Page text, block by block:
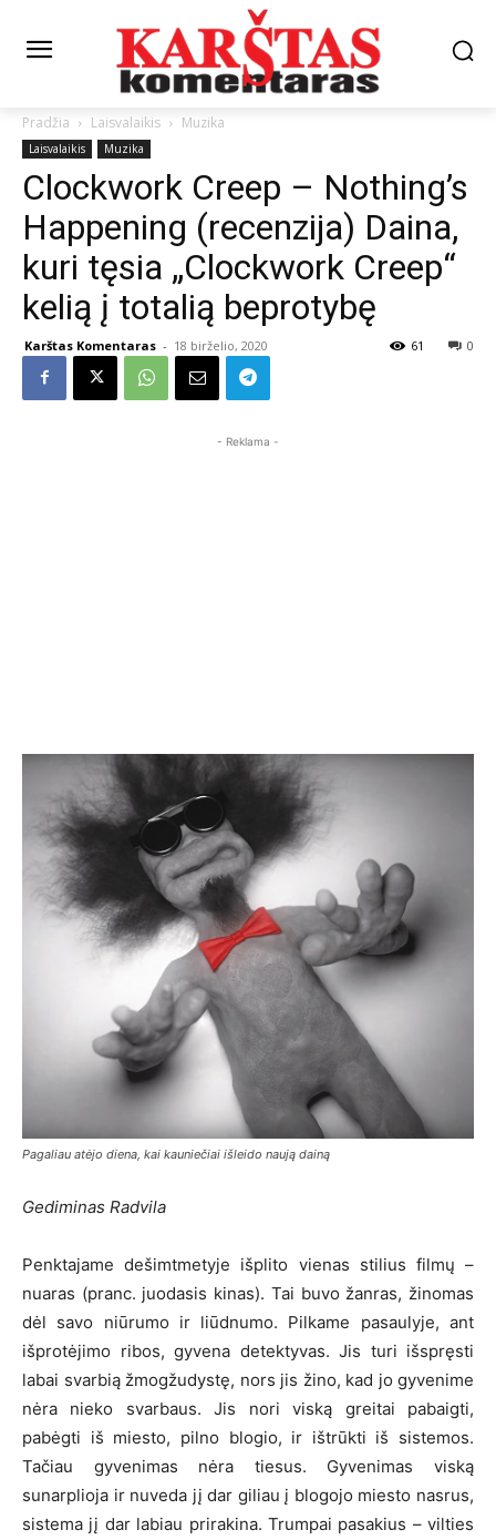
Pradžia Laisvalaikis Muzika
Laisvalaikis Muzika
Clockwork Creep – Nothing’s
Happening (recenzija) Daina,
kuri tęsia „Clockwork Creep“
kelią į totalią beprotybę
Karštas Komentaras - 18 birželio, 2020 0
61
- Reklama -
Pagaliau atėjo diena, kai kauniečiai išleido naują dainą
Gediminas Radvila
Penktajame dešimtmetyje išplito vienas stilius filmų –
nuaras (pranc. juodasis kinas). Tai buvo žanras, žinomas
dėl savo niūrumo ir liūdnumo. Pilkame pasaulyje, ant
išprotėjimo ribos, gyvena detektyvas. Jis turi išspręsti
labai svarbią žmogžudystę, nors jis žino, kad jo gyvenime
nėra nieko svarbaus. Jis nori viską greitai pabaigti,
pabėgti iš miesto, pilno blogio, ir ištrūkti iš sistemos.
Tačiau gyvenimas nėra tiesus. Gyvenimas viską
sunarplioja ir nuveda jį dar giliau į blogojo miesto nasrus,
sistema jį dar labiau prirakina. Trumpai pasakius – vilties